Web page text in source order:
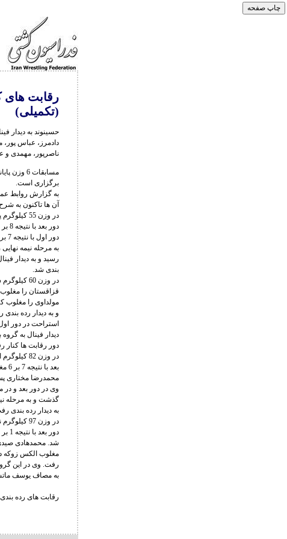
رقابت های
(تکمیلی)
حسینوند به دیدار
دادمرز، عباس پور،
ناصرپور، مهمدی و
برگزاری است.
آن ها تاکنون به
رسید و به دیدار
بندی شد.
و به دیدار رده
دور رقابت ها کنار
به دیدار رده بندی
مغلوب الکس زوکه
به مصاف یوسف
رقابت های رده بندی و فینال